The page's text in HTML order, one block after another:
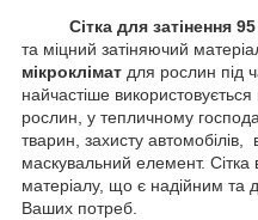
Сітка для затінення 95
та міцний затіняючий
мікроклімат для рослин під
найчастіше використовується
рослин, у тепличному
тварин, захисту автомобілів,
маскувальний елемент. Сітка
матеріалу, що є надійним та
Ваших потреб.